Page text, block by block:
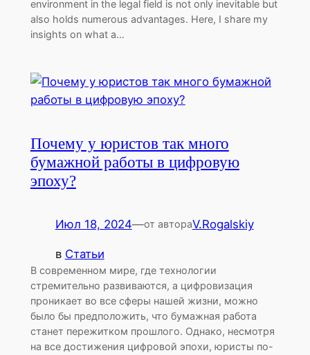
environment in the legal field is not only inevitable but
also holds numerous advantages. Here, I share my
insights on what a…
Почему у юристов так много
бумажной работы в цифровую
эпоху?
Июл 18, 2024—от автораV.Rogalskiy
в Статьи
В современном мире, где технологии
стремительно развиваются, а цифровизация
проникает во все сферы нашей жизни, можно
было бы предположить, что бумажная работа
станет пережитком прошлого. Однако, несмотря
на все достижения цифровой эпохи, юристы по-